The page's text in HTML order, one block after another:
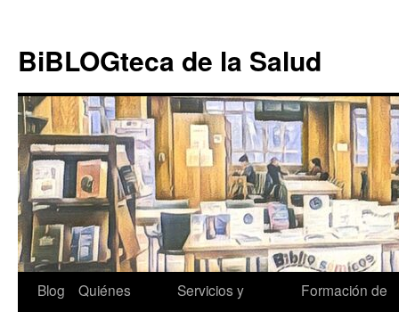
contenido
BiBLOGteca de la Salud
Blog
Quiénes
Servicios y
Formación de